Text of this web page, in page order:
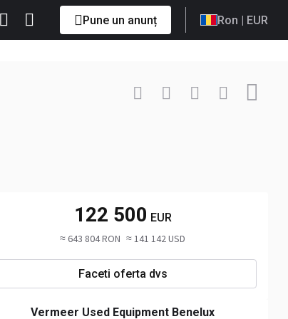
Pune un anunț Ron | EUR
+31 113 ... Afișați
122 500 EUR
≈ 643 804 RON ≈ 141 142 USD
Faceti oferta dvs
Vermeer Used Equipment Benelux